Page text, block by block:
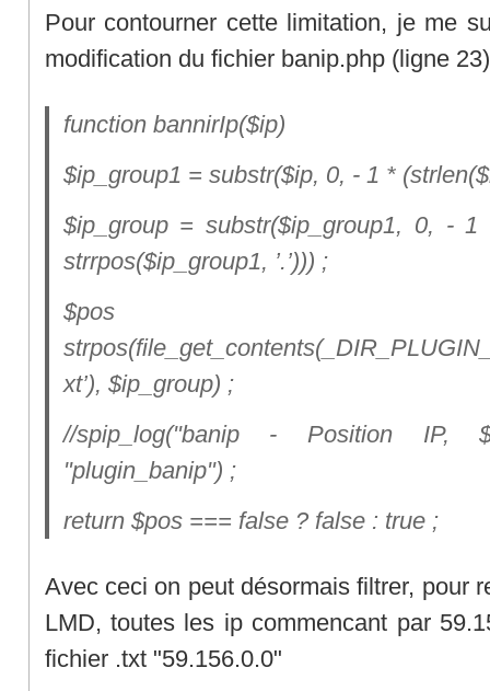
Pour contourner cette limitation, je me
modification du fichier banip.php (ligne
function bannirIp($ip)
$ip_group1 = substr($ip, 0, - 1 *
$ip_group = substr($ip_group1, 0, - 1
strrpos($ip_group1, ’.’))) ;
xt’), $ip_group) ;
//spip_log("banip - Position IP,
"plugin_banip") ;
return $pos === false ? false : true ;
Avec ceci on peut désormais filtrer, pour
LMD, toutes les ip commencant par
fichier .txt "59.156.0.0"